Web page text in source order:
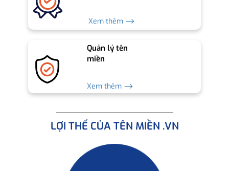
Xem thêm ⟶
Quản lý tên
miền
Xem thêm ⟶
LỢI THẾ CỦA TÊN MIỀN .VN